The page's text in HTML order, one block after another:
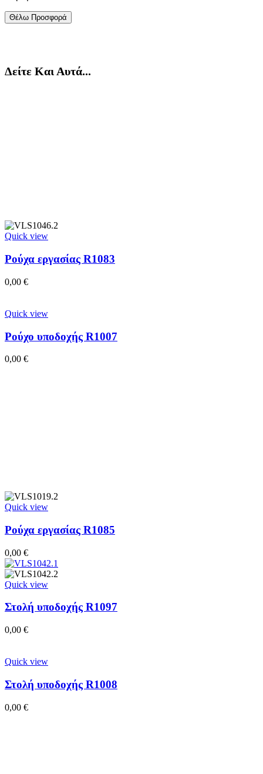
Δείτε Και Αυτά...
Quick view
Ρούχα εργασίας R1083
0,00 €
Quick view
Ρούχο υποδοχής R1007
0,00 €
Quick view
Ρούχα εργασίας R1085
0,00 €
Quick view
Στολή υποδοχής R1097
0,00 €
Quick view
Στολή υποδοχής R1008
0,00 €